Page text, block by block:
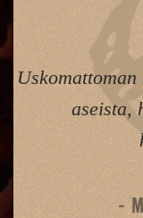
aseista,
-